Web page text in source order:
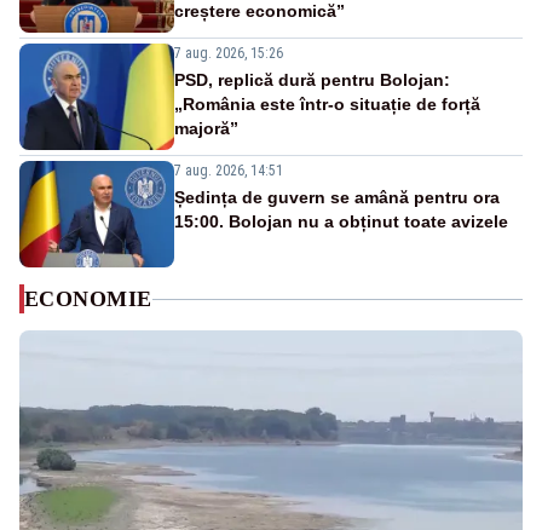
creștere economică”
7 aug. 2026, 15:26
PSD, replică dură pentru Bolojan:
„România este într-o situație de forță
majoră”
7 aug. 2026, 14:51
Ședința de guvern se amână pentru ora
15:00. Bolojan nu a obținut toate avizele
ECONOMIE